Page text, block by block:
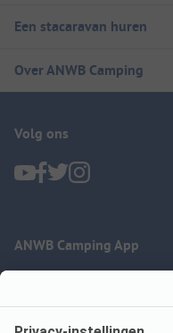
Een stacaravan huren
Over ANWB Camping
Volg ons
ANWB Camping App